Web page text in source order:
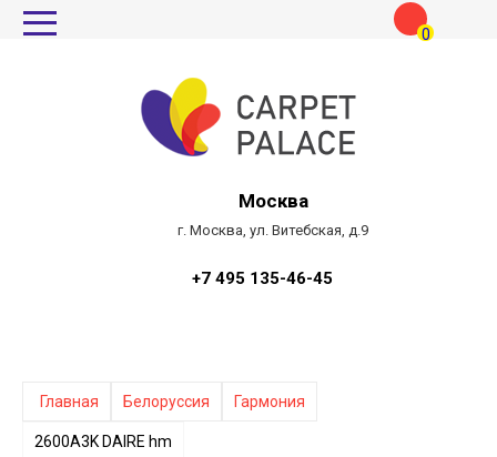
0
Москва
г. Москва, ул. Витебская, д.9
+7 495 135-46-45
Главная Белоруссия Гармония
2600A3K DAIRE hm